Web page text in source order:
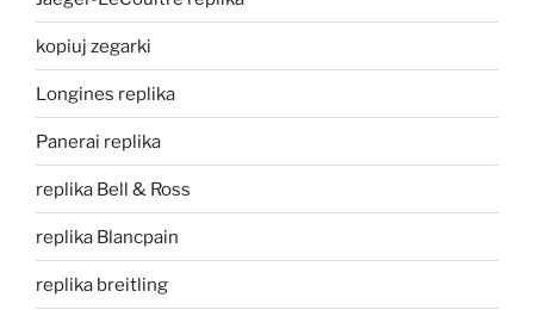
kopiuj zegarki
Longines replika
Panerai replika
replika Bell & Ross
replika Blancpain
replika breitling